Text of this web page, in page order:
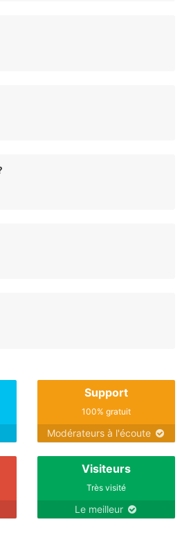
Support
100% gratuit
Modérateurs à l'écoute
Visiteurs
Très visité
Le meilleur